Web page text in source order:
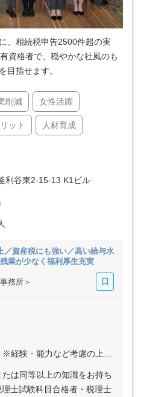
、相続税申告2500件超の実
資格者で、穏やかな社風のも
目指せます。
削減 女性活躍
ット 人材育成
利谷東2-15-13 K1ビル
／資産税にも強い／高い給与水
業が少なく福利厚生充実
務所＞
考慮の上、決定いたします ※残業代は全額支給
は同等以上の知識をお持ち
士試験科目合格者・税理士